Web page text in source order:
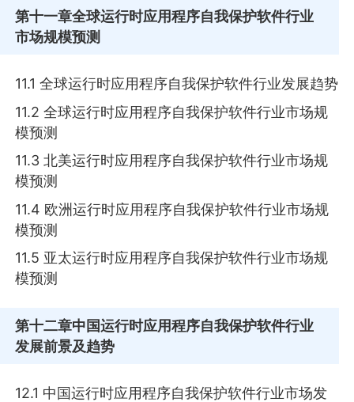
第十一章全球运行时应用程序自我保护软件行业
市场规模预测
11.1 全球运行时应用程序自我保护软件行业发展趋势
11.2 全球运行时应用程序自我保护软件行业市场规
模预测
11.3 北美运行时应用程序自我保护软件行业市场规
模预测
11.4 欧洲运行时应用程序自我保护软件行业市场规
模预测
11.5 亚太运行时应用程序自我保护软件行业市场规
模预测
第十二章中国运行时应用程序自我保护软件行业
发展前景及趋势
12.1 中国运行时应用程序自我保护软件行业市场发